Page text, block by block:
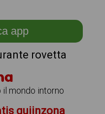
app
rovetta
il mondo intorno
quiinzona